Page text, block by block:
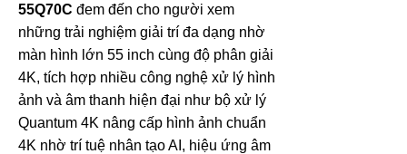
55Q70C đem đến cho người xem
những trải nghiệm giải trí đa dạng nhờ
màn hình lớn 55 inch cùng độ phân giải
4K, tích hợp nhiều công nghệ xử lý hình
ảnh và âm thanh hiện đại như bộ xử lý
Quantum 4K nâng cấp hình ảnh chuẩn
4K nhờ trí tuệ nhân tạo AI, hiệu ứng âm